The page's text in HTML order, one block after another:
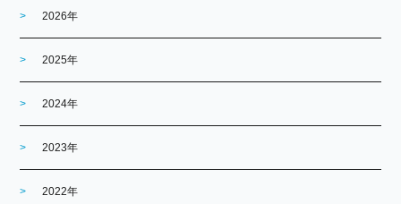
2026年
2025年
2024年
2023年
2022年